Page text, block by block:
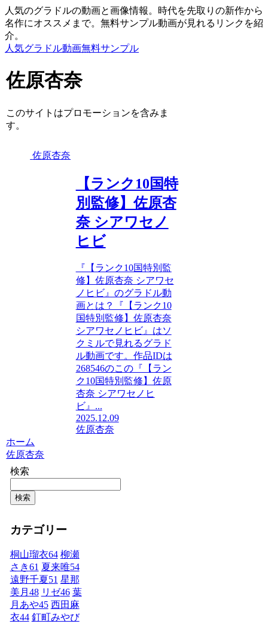
人気のグラドルの動画と画像情報。時代を先取りの新作から
名作にオススメまで。無料サンプル動画が見れるリンクを紹
介。
人気グラドル動画無料サンプル
佐原杏奈
このサイトはプロモーションを含みま
す。
佐原杏奈
【ランク10国特
別監修】佐原杏
奈 シアワセノ
ヒビ
『【ランク10国特別監
修】佐原杏奈 シアワセ
ノヒビ』のグラドル動
画とは？『【ランク10
国特別監修】佐原杏奈
シアワセノヒビ』はソ
クミルで見れるグラド
ル動画です。作品IDは
268546のこの『【ラン
ク10国特別監修】佐原
杏奈 シアワセノヒ
ビ』...
2025.12.09
佐原杏奈
ホーム
佐原杏奈
検索
検索
カテゴリー
桐山瑠衣64 柳瀬
さき61 夏来唯54
遠野千夏 51 星那
美月 48 リゼ46 葉
月あや45 西田麻
衣44 釘町みやび